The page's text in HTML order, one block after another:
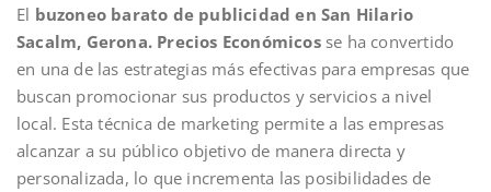
El buzoneo barato de publicidad en San Hilario
Sacalm, Gerona. Precios Económicosse ha convertido
en una de las estrategias más efectivas para empresas que
buscan promocionar sus productos y servicios a nivel
local. Esta técnica de marketing permite a las empresas
alcanzar a su público objetivo de manera directa y
personalizada, lo que incrementa las posibilidades de